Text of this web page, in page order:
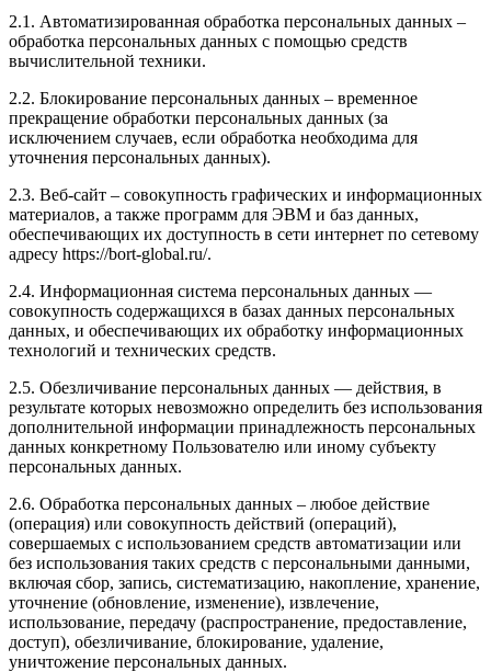
2.1. Автоматизированная обработка персональных данных –
обработка персональных данных с помощью средств
вычислительной техники.
2.2. Блокирование персональных данных – временное
прекращение обработки персональных данных (за
исключением случаев, если обработка необходима для
уточнения персональных данных).
2.3. Веб-сайт – совокупность графических и информационных
материалов, а также программ для ЭВМ и баз данных,
обеспечивающих их доступность в сети интернет по сетевому
адресу https://bort-global.ru/.
2.4. Информационная система персональных данных —
совокупность содержащихся в базах данных персональных
данных, и обеспечивающих их обработку информационных
технологий и технических средств.
2.5. Обезличивание персональных данных — действия, в
результате которых невозможно определить без использования
дополнительной информации принадлежность персональных
данных конкретному Пользователю или иному субъекту
персональных данных.
2.6. Обработка персональных данных – любое действие
(операция) или совокупность действий (операций),
совершаемых с использованием средств автоматизации или
без использования таких средств с персональными данными,
включая сбор, запись, систематизацию, накопление, хранение,
уточнение (обновление, изменение), извлечение,
использование, передачу (распространение, предоставление,
доступ), обезличивание, блокирование, удаление,
уничтожение персональных данных.